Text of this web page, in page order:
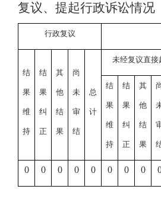
复议、提起行政诉讼情况
行政复议
结
果
维
持
结
果
纠
正
其
他
结
果
尚
未
审
结
总
计
未经复议直接
结
果
维
持
结
果
纠
正
其
他
结
果
0 0 0 0 0 0 0 0